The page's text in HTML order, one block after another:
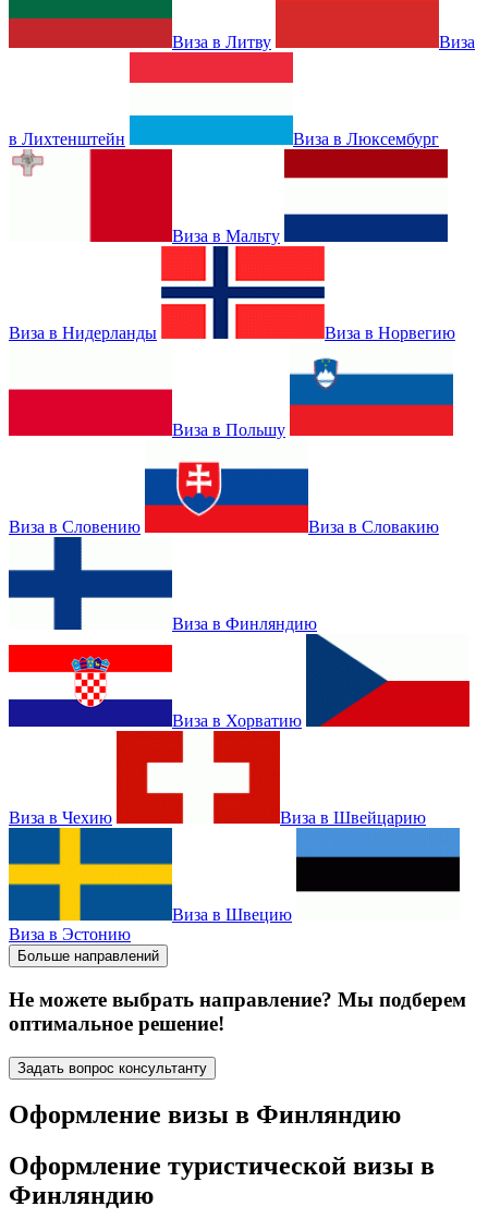
Виза в Литву Виза
в Лихтенштейн Виза в Люксембург
Виза в Мальту
Виза в Нидерланды Виза в Норвегию
Виза в Польшу
Виза в Словению Виза в Словакию
Виза в Финляндию
Виза в Хорватию
Виза в Чехию Виза в Швейцарию
Виза в Швецию
Виза в Эстонию
Больше направлений
Не можете выбрать направление? Мы подберем
оптимальное решение!
Задать вопрос консультанту
Оформление визы в Финляндию
Оформление туристической визы в
Финляндию